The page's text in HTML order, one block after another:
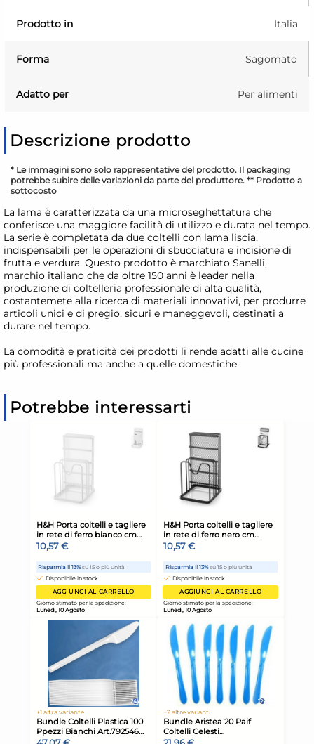
Prodotto in Italia
Forma Sagomato
Adatto per Per alimenti
Descrizione prodotto
* Le immagini sono solo rappresentative del prodotto. Il packaging
potrebbe subire delle variazioni da parte del produttore. ** Prodotto a
sottocosto
La lama è caratterizzata da una microseghettatura che
conferisce una maggiore facilità di utilizzo e durata nel tempo.
La serie è completata da due coltelli con lama liscia,
indispensabili per le operazioni di sbucciatura e incisione di
frutta e verdura. Questo prodotto è marchiato Sanelli,
marchio italiano che da oltre 150 anni è leader nella
produzione di coltelleria professionale di alta qualità,
costantemete alla ricerca di materiali innovativi, per produrre
articoli unici e di pregio, sicuri e maneggevoli, destinati a
durare nel tempo.
La comodità e praticità dei prodotti li rende adatti alle cucine
più professionali ma anche a quelle domestiche.
Potrebbe interessarti